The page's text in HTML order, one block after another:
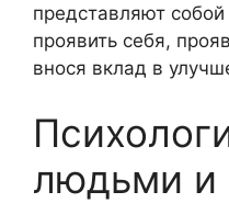
представляют
проявить себя,
внося вклад в
людьми и